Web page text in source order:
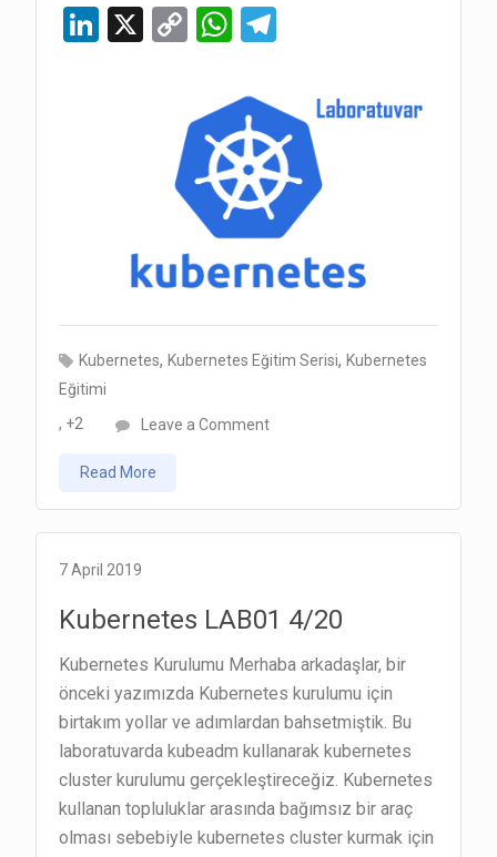
Li X
C
py
Li
n
k
W
at
s
A
p
p
gr
a
m
Kubernetes,Kubernetes Eğitim Serisi,Kubernetes
Eğitimi
, +2
Leave a Commenton
6/20
Read More
7 April 2019
Kubernetes LAB01 4/20
Kubernetes Kurulumu Merhaba arkadaşlar, bir
önceki yazımızda Kubernetes kurulumu için
birtakım yollar ve adımlardan bahsetmiştik. Bu
laboratuvarda kubeadm kullanarak kubernetes
cluster kurulumu gerçekleştireceğiz. Kubernetes
kullanan topluluklar arasında bağımsız bir araç
olması sebebiyle kubernetes cluster kurmak için